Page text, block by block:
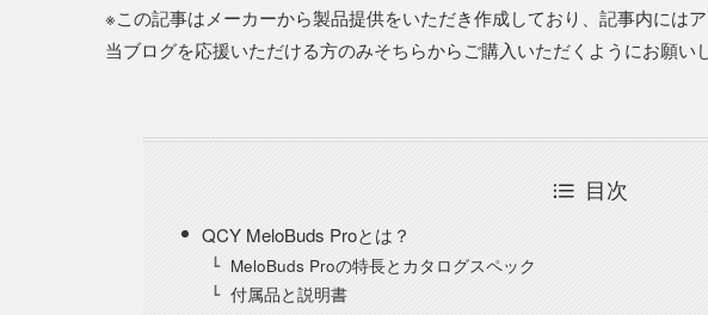
※この記事はメーカーから製品提供をいただき作成しており、記事内には
当ブログを応援いただける方のみそちらからご購入いただくようにお願いし
目次
QCY MeloBuds Proとは？
MeloBuds Proの特長とカタログスペック
付属品と説明書